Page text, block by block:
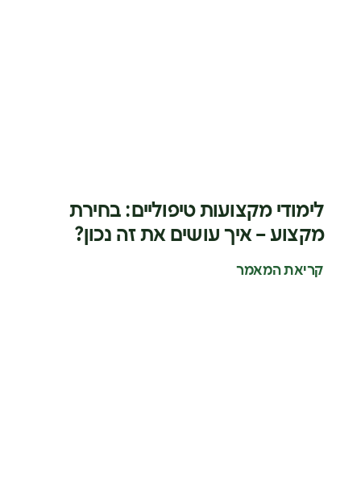
לימודי מקצועות טיפוליים: בחירת
מקצוע – איך עושים את זה נכון?
קריאת המאמר